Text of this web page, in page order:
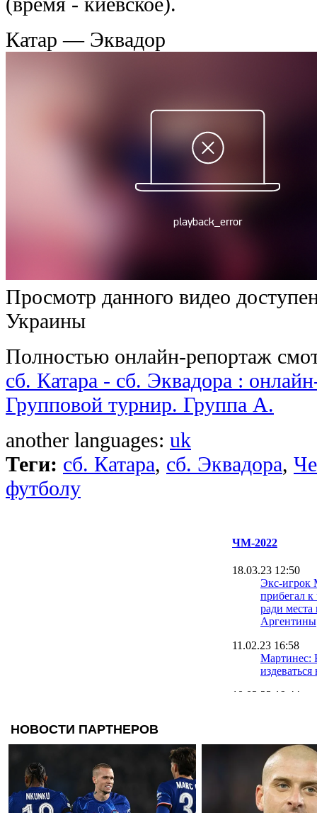
Катар — Эквадор
Просмотр данного видео
Украины
Полностью онлайн-репортаж
сб. Катара - сб. Эквадора :
Групповой турнир. Группа A.
another languages: uk
Теги: сб. Катара, сб. Эквадора,
футболу
ЧМ-2022
18.03.23 12:50
Экс-игрок
прибегал
ради места
Аргентины
11.02.23 16:58
Мартинес:
10.02.23 19:44
30.01.23 18:00
Месси
стыдно за
стала